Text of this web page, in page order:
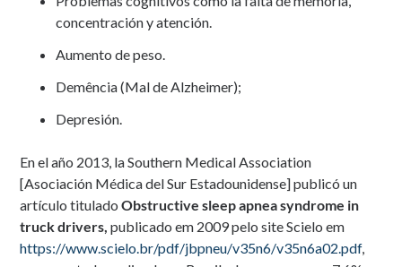
concentración y atención.
Aumento de peso.
Demência (Mal de Alzheimer);
Depresión.
En el año 2013, la Southern Medical Association
[Asociación Médica del Sur Estadounidense] publicó un
artículo titulado Obstructive sleep apnea syndrome in
truck drivers, publicado em 2009 pelo site Scielo em
https://www.scielo.br/pdf/jbpneu/v35n6/v35n6a02.pdf,